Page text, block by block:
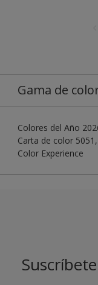
Gama de
Colores del Año
Carta de color
Color Experience